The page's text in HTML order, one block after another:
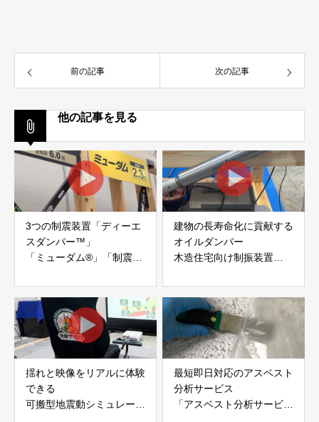
前の記事 次の記事
他の記事を見る
3つの制震装置「ディーエ
スダンパー™」
「ミューダム®」「制震テ
アイディールブレーン株式
会社
建物の長寿命化に貢献する
オイルダンパー
木造住宅向け制振装置
株式会社evoltz
揺れと映像をリアルに体験
できる
可搬型地震動シミュレータ
最短即日対応のアスベスト
分析サービス
「アスベスト分析サービ